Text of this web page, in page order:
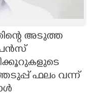
അടുത്ത
ഫലം വന്ന്